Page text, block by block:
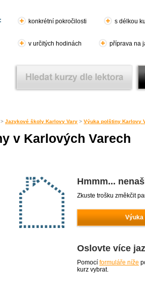
konkrétní pokročilosti s délkou
v určitých hodinách příprava na
> Jazykové školy Karlovy Vary > Výuka polštiny Karlovy
v Karlových Varech
Hmmm...
Zkuste trošku změkčit
Výuka
Oslovte více
Pomocí formuláře níže
kurz vybrat.